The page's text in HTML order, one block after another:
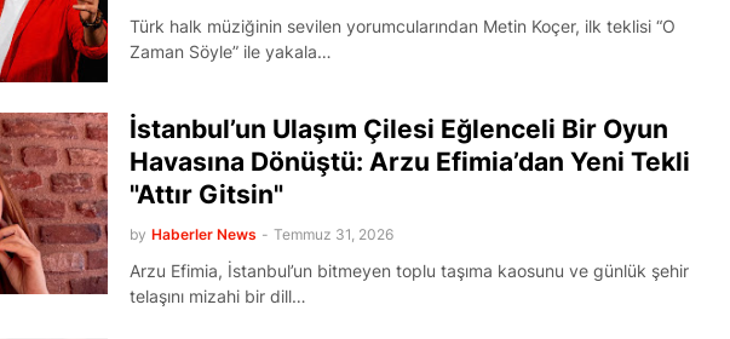
Türk halk müziğinin sevilen yorumcularından Metin Koçer, ilk teklisi “O
Zaman Söyle” ile yakala…
İstanbul’un Ulaşım Çilesi Eğlenceli Bir Oyun
Havasına Dönüştü: Arzu Efimia’dan Yeni Tekli
"Attır Gitsin"
by Haberler News - Temmuz 31, 2026
Arzu Efimia, İstanbul’un bitmeyen toplu taşıma kaosunu ve günlük şehir
telaşını mizahi bir dill…